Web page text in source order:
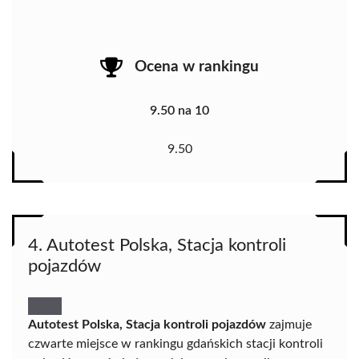
Ocena w rankingu
9.50 na 10
9.50
4. Autotest Polska, Stacja kontroli
pojazdów
Autotest Polska, Stacja kontroli pojazdów zajmuje
czwarte miejsce w rankingu gdańskich stacji kontroli